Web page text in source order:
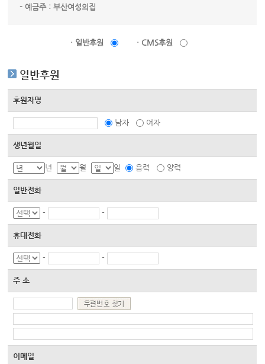
- 예금주 : 부산여성의집
· 일반후원 · CMS후원
일반후원
후원자명
남자 여자
생년월일
년 월 일 음력 양력
일반전화
- -
휴대전화
- -
주 소
이메일